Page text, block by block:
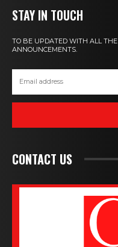
STAY IN TOUCH
TO BE UPDATED WITH ALL THE
ANNOUNCEMENTS.
CONTACT US